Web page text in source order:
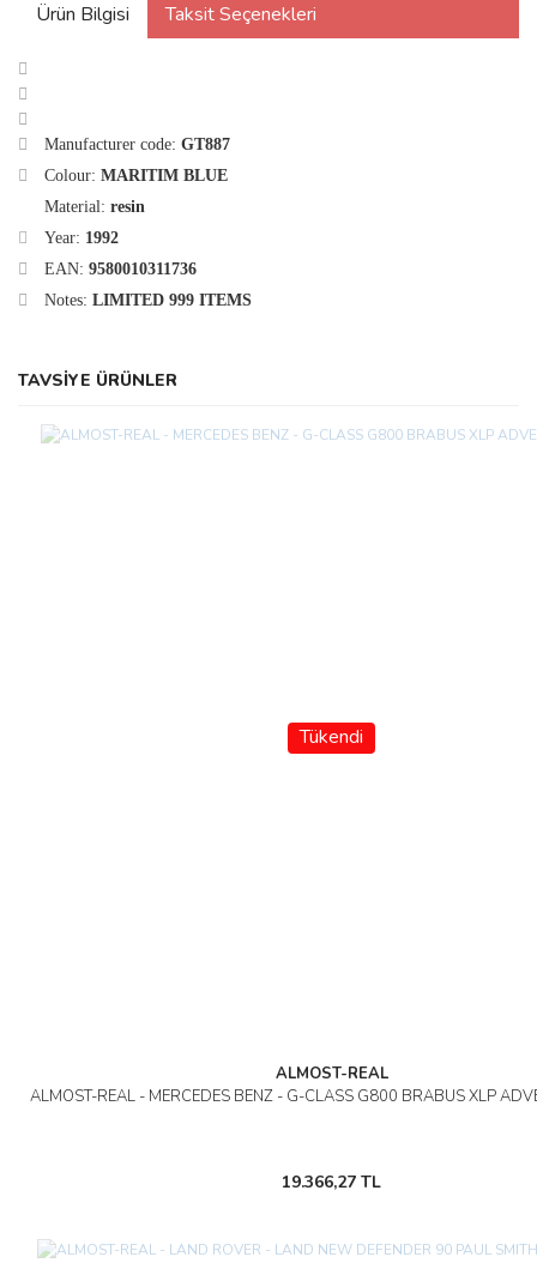
Ürün Bilgisi Taksit Seçenekleri
Manufacturer code: GT887
Colour: MARITIM BLUE
Material: resin
Year: 1992
EAN: 9580010311736
Notes: LIMITED 999 ITEMS
TAVSİYE ÜRÜNLER
Tükendi
ALMOST-REAL
ALMOST-REAL - MERCEDES BENZ - G-CLASS G800 BRABUS XLP
19.366,27 TL